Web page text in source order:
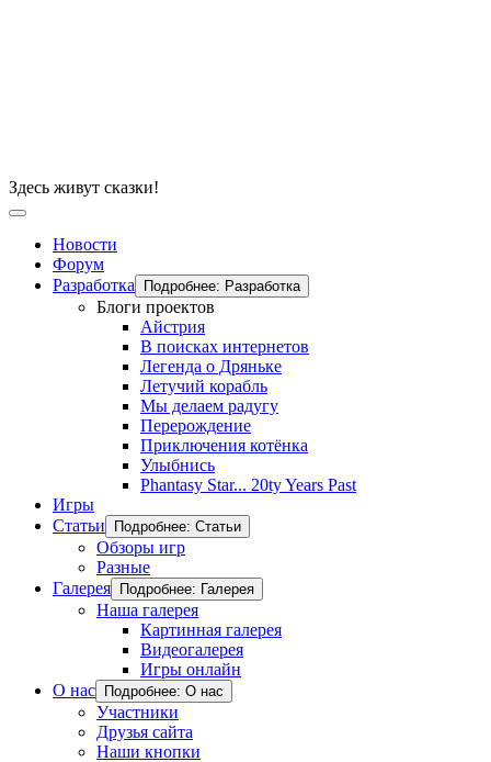
Здесь живут сказки!
Новости
Форум
Разработка
Подробнее: Разработка
Блоги проектов
Айстрия
В поисках интернетов
Легенда о Дряньке
Летучий корабль
Мы делаем радугу
Перерождение
Приключения котёнка
Улыбнись
Phantasy Star... 20ty Years Past
Игры
Статьи
Подробнее: Статьи
Обзоры игр
Разные
Галерея
Подробнее: Галерея
Наша галерея
Картинная галерея
Видеогалерея
Игры онлайн
О нас
Подробнее: О нас
Участники
Друзья сайта
Наши кнопки